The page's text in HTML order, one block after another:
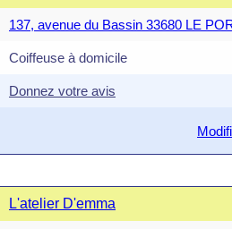
137, avenue du Bassin 33680 LE
Coiffeuse à domicile
Donnez votre avis
L'atelier D'emma